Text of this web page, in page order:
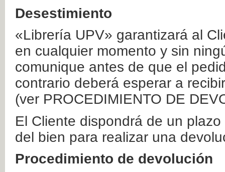
Desestimiento
«Librería UPV» garantizará al
en cualquier momento y sin
comunique antes de que el
contrario deberá esperar a
(ver PROCEDIMIENTO DE
El Cliente dispondrá de un
del bien para realizar una
Procedimiento de devolución